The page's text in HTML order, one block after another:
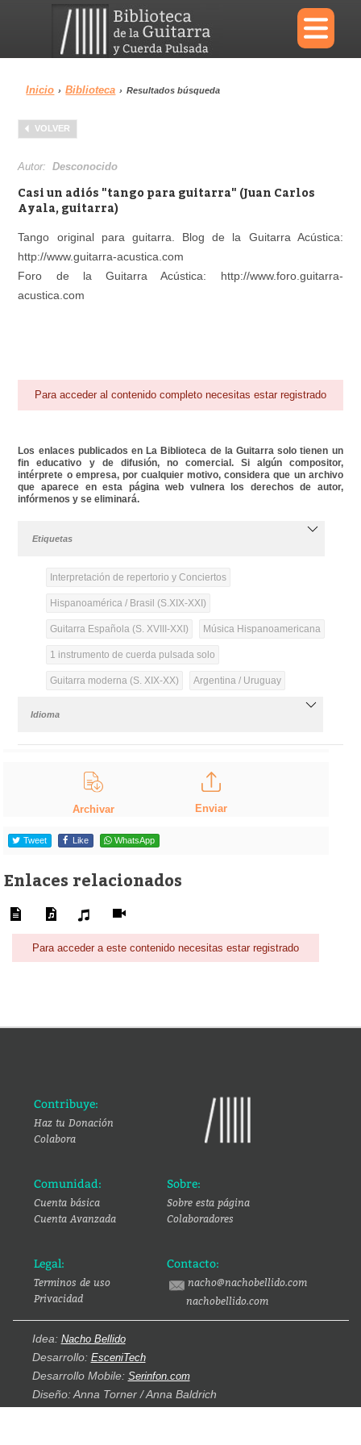
×
Menu
Biblioteca
Área personal
Inicio › Biblioteca › Resultados búsqueda
VOLVER
Autor:Desconocido
Casi un adiós "tango para guitarra" (Juan Carlos
Ayala, guitarra)
Tango original para guitarra. Blog de la Guitarra Acústica:
http://www.guitarra-acustica.com
Foro de la Guitarra Acústica: http://www.foro.guitarra-
acustica.com
Para acceder al contenido completo necesitas estar registrado
Los enlaces publicados en La Biblioteca de la Guitarra solo tienen un
fin educativo y de difusión, no comercial. Si algún compositor,
intérprete o empresa, por cualquier motivo, considera que un archivo
que aparece en esta página web vulnera los derechos de autor,
infórmenos y se eliminará.
Etiquetas
Interpretación de repertorio y Conciertos
Hispanoamérica / Brasil (S.XIX-XXI)
Guitarra Española (S. XVIII-XXI) Música Hispanoamericana
1 instrumento de cuerda pulsada solo
Guitarra moderna (S. XIX-XX) Argentina / Uruguay
Idioma
Archivar Enviar
Tweet Like WhatsApp
Enlaces relacionados
Para acceder a este contenido necesitas estar registrado
Contribuye:
Haz tu Donación
Colabora
Comunidad:
Cuenta básica
Cuenta Avanzada
Sobre:
Sobre esta página
Colaboradores
Legal:
Terminos de uso
Privacidad
Contacto:
nacho@nachobellido.com
nachobellido.com
Idea: Nacho Bellido
Desarrollo: EsceniTech
Desarrollo Mobile: Serinfon.com
Diseño: Anna Torner / Anna Baldrich